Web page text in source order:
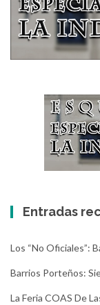
Entradas
Los “No Oficiales”:
Barrios Porteños:
La Feria COAS De